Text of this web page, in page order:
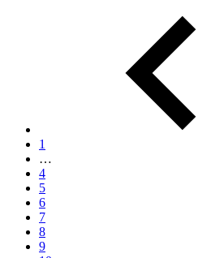
1
…
4
5
6
7
8
9